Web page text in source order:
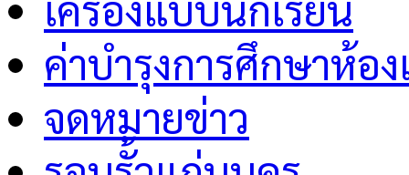
ค่าบำรุงการศึกษาห้อ
จดหมายข่าว